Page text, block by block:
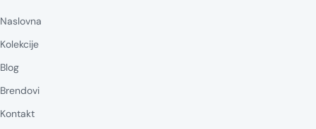
Naslovna
Kolekcije
Blog
Brendovi
Kontakt